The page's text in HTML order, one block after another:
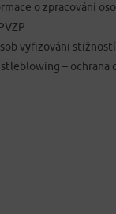
o zpracování
vyřizování
– ochrana